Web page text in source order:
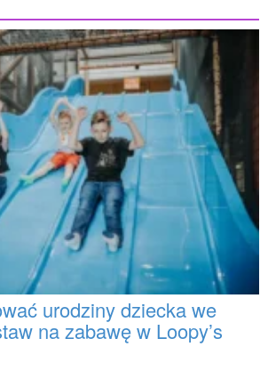
urodziny dziecka we
na zabawę w Loopy’s